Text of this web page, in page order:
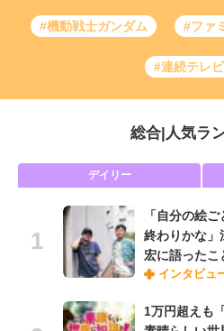
#機動戦士ガンダム #ファ
#連続テレ
総合 人気ラ
デイリー
「自分の絵
終わりかな」
宏に語ったこ
インタビュ
1万円超えも